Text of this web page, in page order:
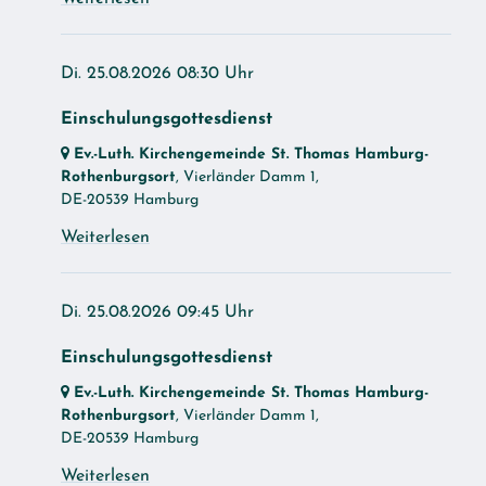
Di. 25.08.2026 08:30 Uhr
Einschulungsgottesdienst
Ev.-Luth. Kirchengemeinde St. Thomas Hamburg-
Rothenburgsort, Vierländer Damm 1,
DE-20539 Hamburg
Weiterlesen
Di. 25.08.2026 09:45 Uhr
Einschulungsgottesdienst
Ev.-Luth. Kirchengemeinde St. Thomas Hamburg-
Rothenburgsort, Vierländer Damm 1,
DE-20539 Hamburg
Weiterlesen